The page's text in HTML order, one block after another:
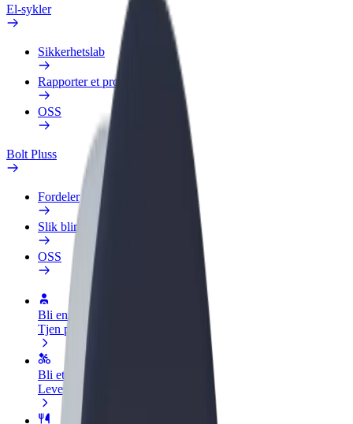
El-sykler
Sikkerhetslab
Rapporter et problem
OSS
Bolt Pluss
Fordeler
Slik blir du med
OSS
Bli en sjåfør
Tjen penger på egne vilkår
Bli et leveringsbud
Lever mat og få betalt ukentlig